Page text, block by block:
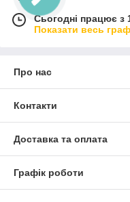
Сьогодні працює з
Показати весь
Про нас
Контакти
Доставка та оплата
Графік роботи